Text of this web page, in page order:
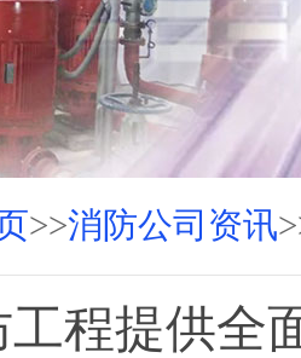
>>消防公司资讯
程提供全